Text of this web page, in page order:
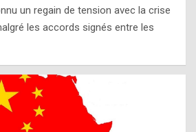
un regain de tension avec la crise
les accords signés entre les